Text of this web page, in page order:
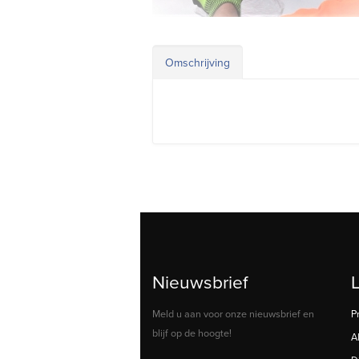
Omschrijving
Nieuwsbrief
Meld u aan voor onze nieuwsbrief en
blijf op de hoogte!